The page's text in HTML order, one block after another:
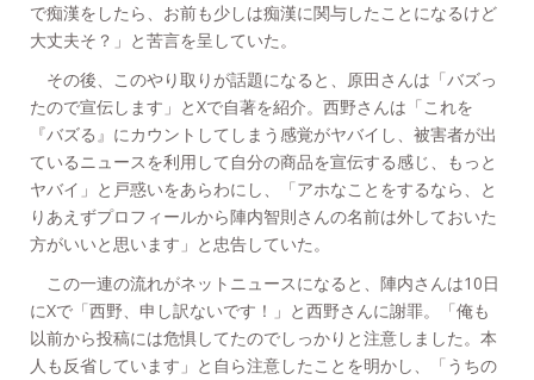
で痴漢をしたら、お前も少しは痴漢に関与したことになるけど
大丈夫そ？」と苦言を呈していた。
その後、このやり取りが話題になると、原田さんは「バズっ
たので宣伝します」とXで自著を紹介。西野さんは「これを
『バズる』にカウントしてしまう感覚がヤバイし、被害者が出
ているニュースを利用して自分の商品を宣伝する感じ、もっと
ヤバイ」と戸惑いをあらわにし、「アホなことをするなら、と
りあえずプロフィールから陣内智則さんの名前は外しておいた
方がいいと思います」と忠告していた。
この一連の流れがネットニュースになると、陣内さんは10日
にXで「西野、申し訳ないです！」と西野さんに謝罪。「俺も
以前から投稿には危惧してたのでしっかりと注意しました。本
人も反省しています」と自ら注意したことを明かし、「うちの